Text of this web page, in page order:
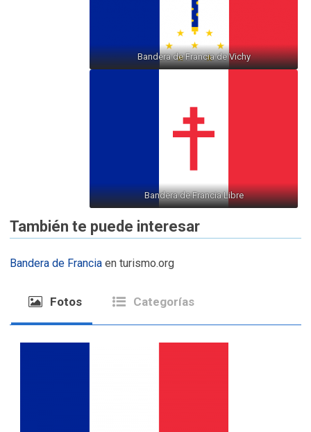
Bandera de Francia de Vichy
Bandera de Francia Libre
También te puede interesar
Bandera de Francia en turismo.org
Fotos Categorías